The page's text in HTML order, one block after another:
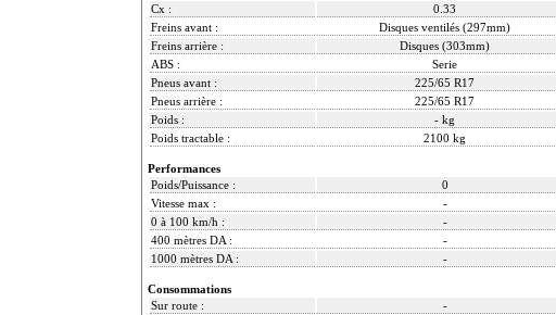
Cx :
0.33
Freins avant :
Disques ventilés (297mm)
Freins arrière :
Disques (303mm)
ABS :
Serie
Pneus avant :
225/65 R17
Pneus arrière :
225/65 R17
Poids :
- kg
Poids tractable :
2100 kg
Performances
Poids/Puissance :
0
Vitesse max :
-
0 à 100 km/h :
-
400 mètres DA :
-
1000 mètres DA :
-
Consommations
Sur route :
-